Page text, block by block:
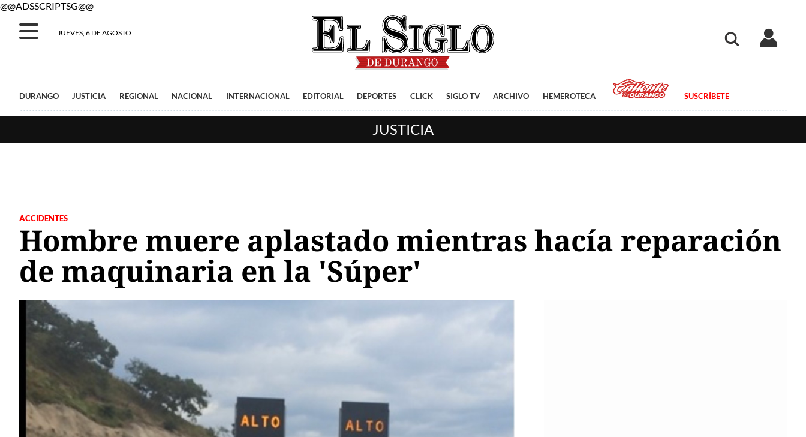
@@ADSSCRIPTSG@@
JUEVES, 6 DE AGOSTO
DURANGO JUSTICIA REGIONAL NACIONAL INTERNACIONAL EDITORIAL DEPORTES CLICK SIGLO TV ARCHIVO HEMEROTECA SUSCRÍBETE
JUSTICIA
ACCIDENTES
Hombre muere aplastado mientras hacía reparación
de maquinaria en la 'Súper'